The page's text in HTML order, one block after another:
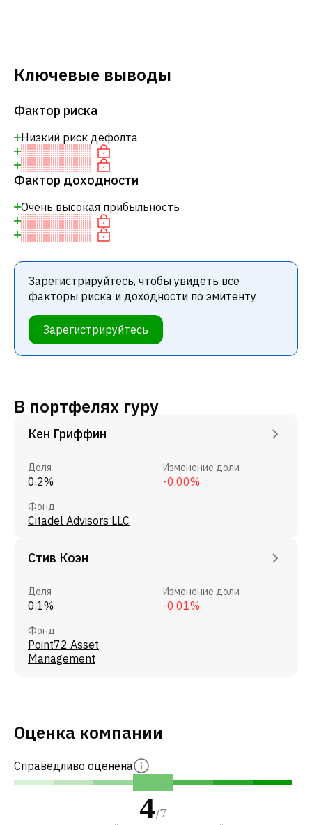
Ключевые выводы
Фактор риска
Низкий риск дефолта
Фактор доходности
Очень высокая прибыльность
Зарегистрируйтесь, чтобы увидеть все
факторы риска и доходности по эмитенту
Зарегистрируйтесь
В портфелях гуру
Кен Гриффин
Доля
0.2%
Изменение доли
-0.00%
Фонд
Citadel Advisors LLC
Стив Коэн
Доля
0.1%
Изменение доли
-0.01%
Фонд
Point72 Asset
Management
Оценка компании
Справедливо оценена
4/7